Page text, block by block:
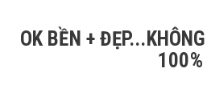
OK BỀN +
100%